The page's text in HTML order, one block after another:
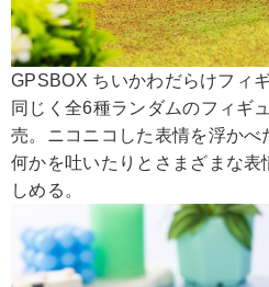
GPSBOX ちいかわだらけフィ
同じく全6種ランダムのフィギ
売。ニコニコした表情を浮かべ
何かを吐いたりとさまざまな
しめる。